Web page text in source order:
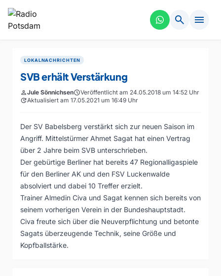
search menu
LOKALNACHRICHTEN
SVB erhält Verstärkung
personJule SönnichsenscheduleVeröffentlicht am 24.05.2018 um 14:52 Uhr
updateAktualisiert am 17.05.2021 um 16:49 Uhr
Der SV Babelsberg verstärkt sich zur neuen Saison im
Angriff. Mittelstürmer Ahmet Sagat hat einen Vertrag
über 2 Jahre beim SVB unterschrieben.
Der gebürtige Berliner hat bereits 47 Regionalligaspiele
für den Berliner AK und den FSV Luckenwalde
absolviert und dabei 10 Treffer erzielt.
Trainer Almedin Civa und Sagat kennen sich bereits von
seinem vorherigen Verein in der Bundeshauptstadt.
Civa freute sich über die Neuverpflichtung und betonte
Sagats überzeugende Technik, seine Größe und
Kopfballstärke.